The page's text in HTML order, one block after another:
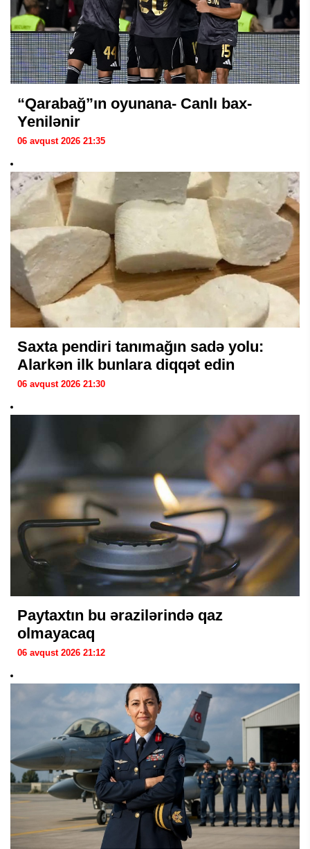
“Qarabağ”ın oyunana- Canlı bax-
Yenilənir
06 avqust 2026 21:35
Saxta pendiri tanımağın sadə yolu:
Alarkən ilk bunlara diqqət edin
06 avqust 2026 21:30
Paytaxtın bu ərazilərində qaz
olmayacaq
06 avqust 2026 21:12